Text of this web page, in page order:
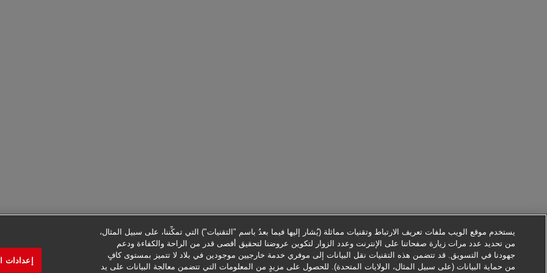
يستخدم موقع الويب ملفات تعريف الارتباط وتقنيات مماثلة (يُشار إليها فيما بعدُ باسم "التقنيات") التي تمكِّننا، على سبيل المثال،
من تحديد عدد مرات زيارة صفحاتنا على الإنترنت وعدد الزوار لتكوين عروضنا لتحقيق أقصى قدر من الراحة والكفاءة ودعم
جهودنا في التسويق. قد تتضمن هذه التقنيات نقل البيانات إلى موفري خدمة خارجيين موجودين في بلاد لا تتميز بمستوى كافٍ
من حماية البيانات (على سبيل المثال، الولايات المتحدة). للحصول على مزيدٍ من المعلومات التي تتضمن معالجة البيانات على يد
إعدادات